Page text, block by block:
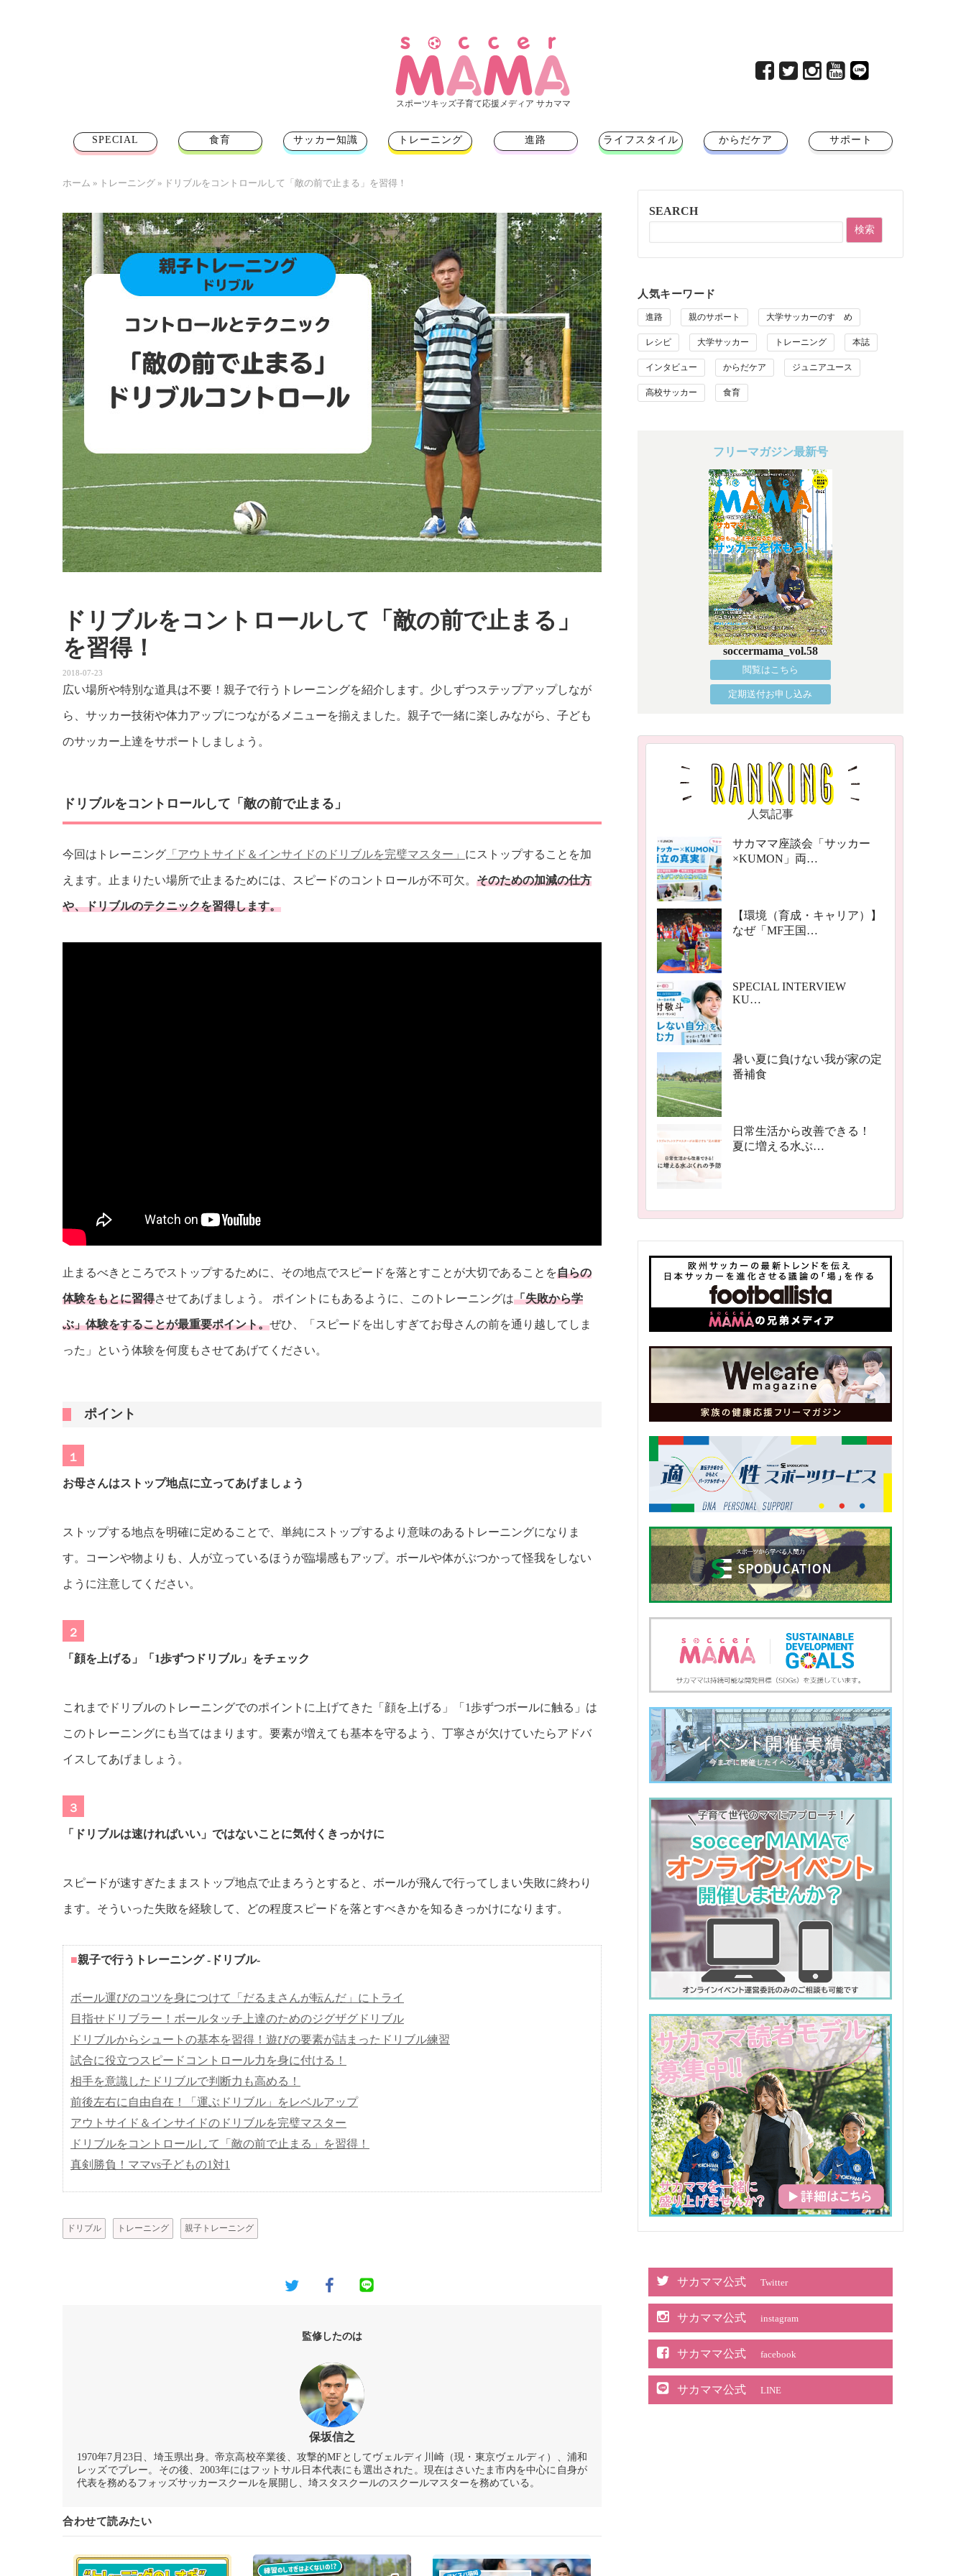
スポーツキッズ子育て応援メディア サカママ
SPECIAL 食育 サッカー知識 トレーニング 進路 ライフスタイル からだケア サポート
ホーム » トレーニング » ドリブルをコントロールして「敵の前で止まる」を習得！
ドリブルをコントロールして「敵の前で止まる」
を習得！
2018-07-23
広い場所や特別な道具は不要！親子で行うトレーニングを紹介します。少しずつステップアップしなが
ら、サッカー技術や体力アップにつながるメニューを揃えました。親子で一緒に楽しみながら、子ども
のサッカー上達をサポートしましょう。
ドリブルをコントロールして「敵の前で止まる」
今回はトレーニング 「アウトサイド＆インサイドのドリブルを完璧マスター」 にストップすることを加
えます。止まりたい場所で止まるためには、スピードのコントロールが不可欠。 そのための加減の仕方
や、ドリブルのテクニックを習得します。
止まるべきところでストップするために、その地点でスピードを落とすことが大切であることを自らの
体験をもとに習得させてあげましょう。 ポイントにもあるように、このトレーニングは「失敗から学
ぶ」体験をすることが最重要ポイント。ぜひ、「スピードを出しすぎてお母さんの前を通り越してしま
った」という体験を何度もさせてあげてください。
ポイント
１
お母さんはストップ地点に立ってあげましょう
ストップする地点を明確に定めることで、単純にストップするより意味のあるトレーニングになりま
す。コーンや物よりも、人が立っているほうが臨場感もアップ。ボールや体がぶつかって怪我をしない
ように注意してください。
２
「顔を上げる」「1歩ずつドリブル」をチェック
これまでドリブルのトレーニングでのポイントに上げてきた「顔を上げる」「1歩ずつボールに触る」は
このトレーニングにも当てはまります。要素が増えても基本を守るよう、丁寧さが欠けていたらアドバ
イスしてあげましょう。
３
「ドリブルは速ければいい」ではないことに気付くきっかけに
スピードが速すぎたままストップ地点で止まろうとすると、ボールが飛んで行ってしまい失敗に終わり
ます。そういった失敗を経験して、どの程度スピードを落とすべきかを知るきっかけになります。
■親子で行うトレーニング -ドリブル-
ボール運びのコツを身につけて「だるまさんが転んだ」にトライ
目指せドリブラー！ボールタッチ上達のためのジグザグドリブル
ドリブルからシュートの基本を習得！遊びの要素が詰まったドリブル練習
試合に役立つスピードコントロール力を身に付ける！
相手を意識したドリブルで判断力も高める！
前後左右に自由自在！「運ぶドリブル」をレベルアップ
アウトサイド＆インサイドのドリブルを完璧マスター
ドリブルをコントロールして「敵の前で止まる」を習得！
真剣勝負！ママvs子どもの1対1
ドリブル トレーニング 親子トレーニング
監修したのは
保坂信之
1970年7月23日、埼玉県出身。帝京高校卒業後、攻撃的MFとしてヴェルディ川崎（現・東京ヴェルディ）、浦和
レッズでプレー。その後、2003年にはフットサル日本代表にも選出された。現在はさいたま市内を中心に自身が
代表を務めるフォッズサッカースクールを展開し、埼スタスクールのスクールマスターを務めている。
合わせて読みたい
SEARCH
人気キーワード
進路 親のサポート 大学サッカーのすゝめ
レシピ 大学サッカー トレーニング 本誌
インタビュー からだケア ジュニアユース
高校サッカー 食育
フリーマガジン最新号
soccermama_vol.58
閲覧はこちら
定期送付お申し込み
人気記事
サカママ座談会「サッカー
×KUMON」両…
【環境（育成・キャリア）】
なぜ「MF王国…
SPECIAL INTERVIEW
KU…
暑い夏に負けない我が家の定
番補食
日常生活から改善できる！
夏に増える水ぶ…
サカママ公式 Twitter
サカママ公式 instagram
サカママ公式 facebook
サカママ公式 LINE